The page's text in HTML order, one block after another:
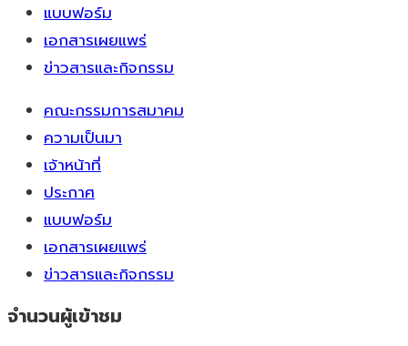
แบบฟอร์ม
เอกสารเผยแพร่
ข่าวสารและกิจกรรม
คณะกรรมการสมาคม
ความเป็นมา
เจ้าหน้าที่
ประกาศ
แบบฟอร์ม
เอกสารเผยแพร่
ข่าวสารและกิจกรรม
จำนวนผู้เข้าชม